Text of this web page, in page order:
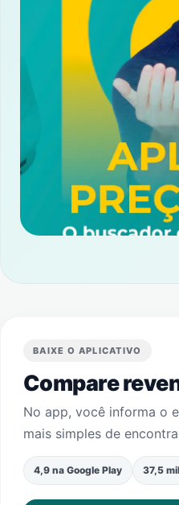
BAIXE O APLICATIVO
Compare
No app, você informa o
mais simples de
4,9 na Google Play 37,5